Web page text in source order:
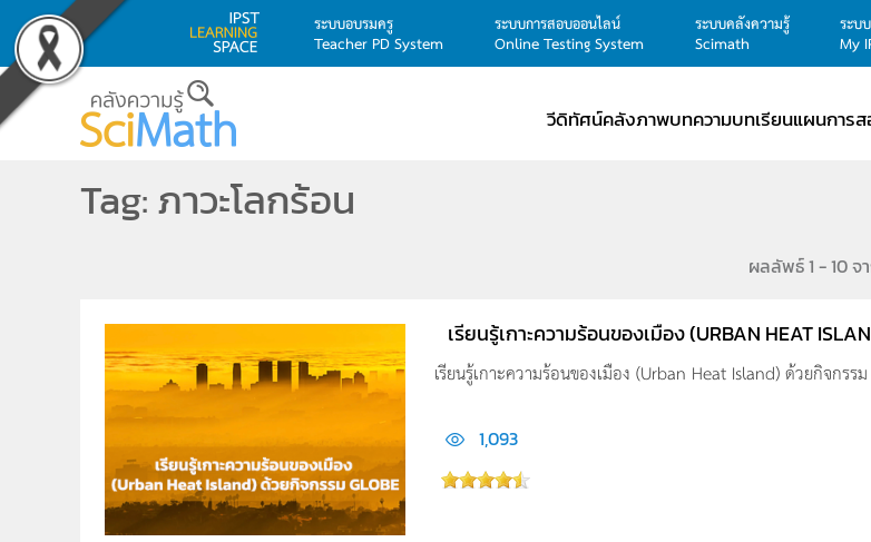
Skip to main content
ระบบอบรมครู
Teacher PD System
ระบบการสอบออนไลน์
Online Testing System
ระบบคลังความรู้
Scimath
ระบ
My
วีดิทัศน์คลังภาพบทความบทเรียนแผนการ
Tag: ภาวะโลกร้อน
ผลลัพธ์ 1 - 10 จ
เรียนรู้เกาะความร้อนของเมือง (URBAN HEAT
เรียนรู้เกาะความร้อนของเมือง (Urban Heat Island) ด้วยกิจกรร
1,093